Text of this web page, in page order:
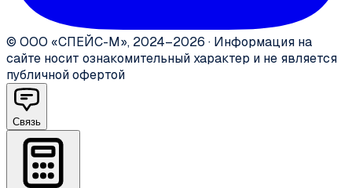
© ООО «СПЕЙС-М», 2024–2026 · Информация на
сайте носит ознакомительный характер и не является
публичной офертой
Связь